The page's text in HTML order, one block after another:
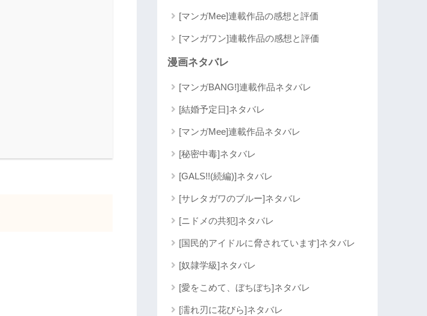
[マンガMee]連載作品の感想と評価
[マンガワン]連載作品の感想と評価
漫画ネタバレ
[マンガBANG!]連載作品ネタバレ
[結婚予定日]ネタバレ
[マンガMee]連載作品ネタバレ
[秘密中毒]ネタバレ
[GALS!!(続編)]ネタバレ
[サレタガワのブルー]ネタバレ
[ニドメの共犯]ネタバレ
[国民的アイドルに脅されています]ネタバレ
[奴隷学級]ネタバレ
[愛をこめて、ぼちぼち]ネタバレ
[濡れ刃に花びら]ネタバレ